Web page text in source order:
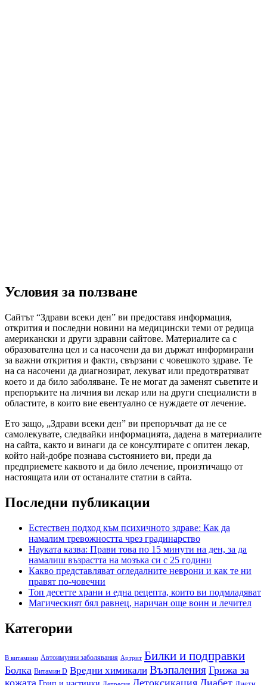
Условия за ползване
Сайтът “Здрави всеки ден” ви предоставя информация,
открития и последни новини на медицински теми от редица
американски и други здравни сайтове. Материалите са с
образователна цел и са насочени да ви държат информирани
за важни открития и факти, свързани с човешкото здраве. Те
на са насочени да диагнозират, лекуват или предотвратяват
което и да било заболяване. Те не могат да заменят съветите и
препоръките на личния ви лекар или на други специалисти в
областите, в които вие евентуално се нуждаете от лечение.
Ето защо, „Здрави всеки ден” ви препоръчват да не се
самолекувате, следвайки информацията, дадена в материалите
на сайта, както и винаги да се консултирате с опитен лекар,
който най-добре познава състоянието ви, преди да
предприемете каквото и да било лечение, произтичащо от
настоящата или от останалите статии в сайта.
Последни публикации
Естествен подход към психичното здраве: Как да
намалим тревожността чрез градинарство
Науката казва: Прави това по 15 минути на ден, за да
намалиш възрастта на мозъка си с 25 години
Какво представляват огледалните неврони и как те ни
правят по-човечни
Топ десетте храни и една рецепта, които ви подмладяват
Магическият бял равнец, наричан още воин и лечител
Категории
B витамини Автоимунни заболявания Артрит Билки и подправки
Болка Витамин D Вредни химикали Възпаления Грижа за
кожата
Детоксикация Диабет